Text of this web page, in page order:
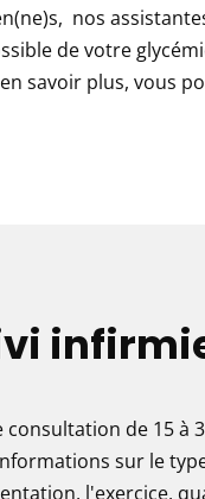
nos
de votre
savoir plus, vous
consultation de 15 à
sur le
l'exercice,